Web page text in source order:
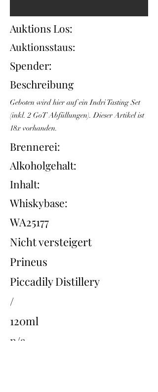
Auktions Los:
Auktionsstaus:
Spender:
Beschreibung
Geboten wird hier auf ein Indri Tasting Set
(inkl. 2 GoT Abfüllungen). Dieser Artikel ist
18x vorhanden.
Brennerei:
Alkoholgehalt:
Inhalt:
Whiskybase:
WA25177
Nicht versteigert
Prineus
Piccadily Distillery
/
120ml
n/a